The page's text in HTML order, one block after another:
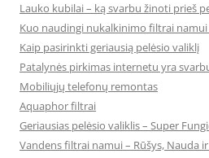
Lauko kubilai – ką svarbu žinoti prieš
Kuo naudingi nukalkinimo filtrai
Kaip pasirinkti geriausią pelėsio valiklį
Patalynės pirkimas internetu yra
Mobiliųjų telefonų remontas
Aquaphor filtrai
Geriausias pelėsio valiklis – Super
Vandens filtrai namui – Rūšys, Nauda